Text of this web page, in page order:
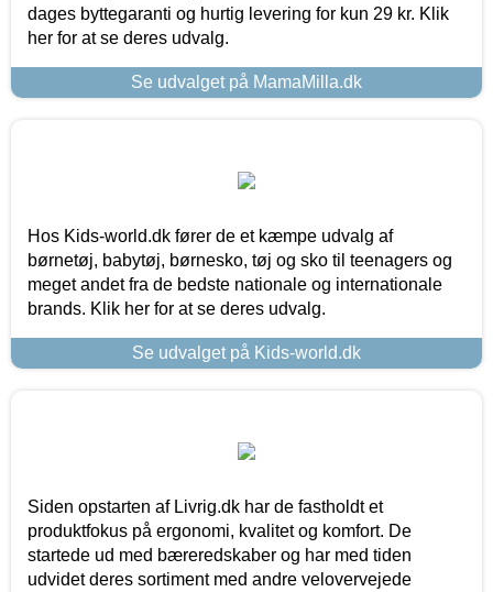
dages byttegaranti og hurtig levering for kun 29 kr. Klik
her for at se deres udvalg.
Se udvalget på MamaMilla.dk
Hos Kids-world.dk fører de et kæmpe udvalg af
børnetøj, babytøj, børnesko, tøj og sko til teenagers og
meget andet fra de bedste nationale og internationale
brands. Klik her for at se deres udvalg.
Se udvalget på Kids-world.dk
Siden opstarten af Livrig.dk har de fastholdt et
produktfokus på ergonomi, kvalitet og komfort. De
startede ud med bæreredskaber og har med tiden
udvidet deres sortiment med andre velovervejede